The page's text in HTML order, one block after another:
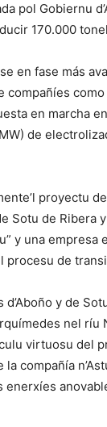
pol Gobiernu
170.000
en fase más
en marcha
de
proyectu
Sotu de Ribera
y una
procesu de
y de
nel ríu
virtuosu del
compañía